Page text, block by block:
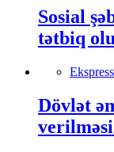
Sosial
tətbiq
Dövlət